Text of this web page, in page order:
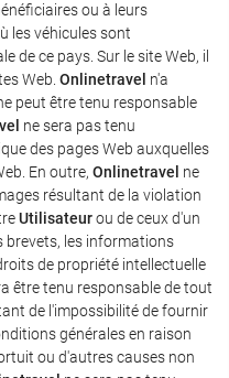
ou à leurs
les véhicules sont
de ce pays. Sur le site Web, il
Web. Onlinetravel n'a
peut être tenu responsable
ne sera pas tenu
des pages Web auxquelles
En outre, Onlinetravel ne
résultant de la violation
Utilisateurou de ceux d'un
brevets, les informations
de propriété intellectuelle
être tenu responsable de tout
de l'impossibilité de fournir
générales en raison
ou d'autres causes non